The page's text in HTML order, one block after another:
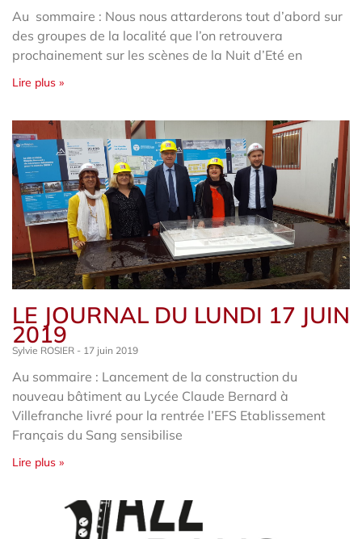
Au sommaire : Nous nous attarderons tout d’abord sur
des groupes de la localité que l’on retrouvera
prochainement sur les scènes de la Nuit d’Eté en
Lire plus »
LE JOURNAL DU LUNDI 17 JUIN
2019
Sylvie ROSIER 17 juin 2019
Au sommaire : Lancement de la construction du
nouveau bâtiment au Lycée Claude Bernard à
Villefranche livré pour la rentrée l’EFS Etablissement
Français du Sang sensibilise
Lire plus »